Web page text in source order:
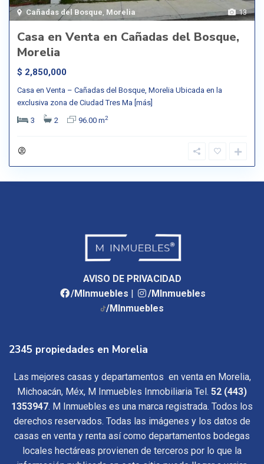
13
Cañadas del Bosque Morelia
Casa en Venta en Cañadas del Bosque,
Morelia
$ 2,850,000
Casa en Venta – Cañadas del Bosque, Morelia Ubicada en la
exclusiva zona de Ciudad Tres Ma [más]
3
2 96.00 m2
AVISO DE PRIVACIDAD
/MInmuebles |
/MInmuebles
/MInmuebles
2345 propiedades en Morelia
Las mejores casas y departamentos en venta en Morelia,
Michoacán, Méx, M Inmuebles Inmobiliaria Tel. 52 (443)
1353947. M Inmuebles es una marca registrada. Todos los
derechos reservados. Todas las imágenes y los datos de
casas en venta y renta así como departamentos bodegas
locales hectáreas provienen de terceros por lo que la